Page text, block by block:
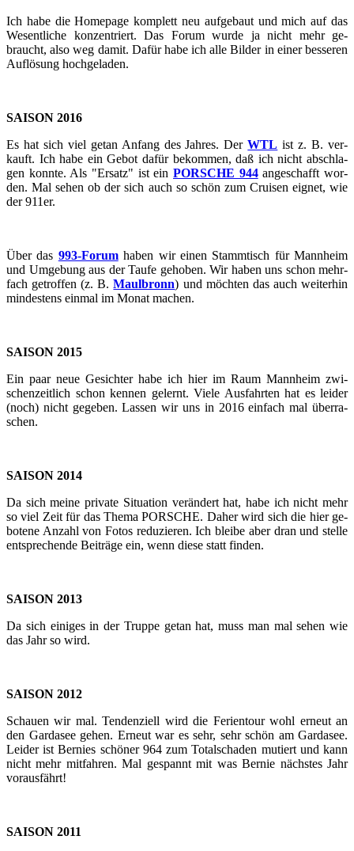
Ich habe die Home­page kom­plett neu auf­ge­baut und mich auf das
We­sent­li­che kon­zen­triert. Das Forum wurde ja nicht mehr ge­
braucht, also weg damit. Dafür habe ich alle Bil­der in einer bes­se­ren
Auf­lö­sung hoch­ge­la­den.
SAI­SON 2016
Es hat sich viel getan An­fang des Jah­res. DerWTL ist z. B. ver­
kauft. Ich habe ein Gebot dafür be­kom­men, daß ich nicht ab­schla­
gen konn­te. Als "Er­satz" ist ein POR­SCHE 944an­ge­schafft wor­
den. Mal sehen ob der sich auch so schön zum Crui­sen eig­net, wie
der 911er.
Über das 993-​​​​​​​​​​​​​​​​​​​​​​​​​​​​​​​​​​​​​​​​​​​​​​​​​​​​​​​​​​​​​​​​​​​​​​​​​​​​​​​​​​​​​​​​​​​​​​​​​​​​​​​Forumhaben wir einen Stamm­tisch für Mann­heim
und Um­ge­bung aus der Taufe ge­ho­ben. Wir haben uns schon mehr­
fach ge­trof­fen (z. B.Maul­bronn) und möch­ten das auch wei­ter­hin
min­des­tens ein­mal im Monat ma­chen.
SAI­SON 2015
Ein paar neue Ge­sich­ter habe ich hier im Raum Mann­heim zwi­
schen­zeit­lich schon ken­nen ge­lernt. Viele Aus­fahr­ten hat es lei­der
(noch) nicht ge­ge­ben. Las­sen wir uns in 2016 ein­fach mal über­ra­
schen.
SAI­SON 2014
Da sich meine pri­va­te Si­tua­ti­on ver­än­dert hat, habe ich nicht mehr
so viel Zeit für das Thema POR­SCHE. Daher wird sich die hier ge­
bo­te­ne An­zahl von Fotos re­du­zie­ren. Ich blei­be aber dran und stel­le
ent­spre­chen­de Bei­trä­ge ein, wenn diese statt fin­den.
SAI­SON 2013
Da sich ei­ni­ges in der Trup­pe getan hat, muss man mal sehen wie
das Jahr so wird.
SAI­SON 2012
Schau­en wir mal. Ten­den­zi­ell wird die Fe­ri­en­tour wohl er­neut an
den Gar­da­see gehen. Er­neut war es sehr, sehr schön am Gar­da­see.
Lei­der ist Ber­nies schö­ner 964 zum To­tal­scha­den mu­tiert und kann
nicht mehr mit­fah­ren. Mal ge­spannt mit was Ber­nie nächs­tes Jahr
vor­aus­fährt!
SAI­SON 2011